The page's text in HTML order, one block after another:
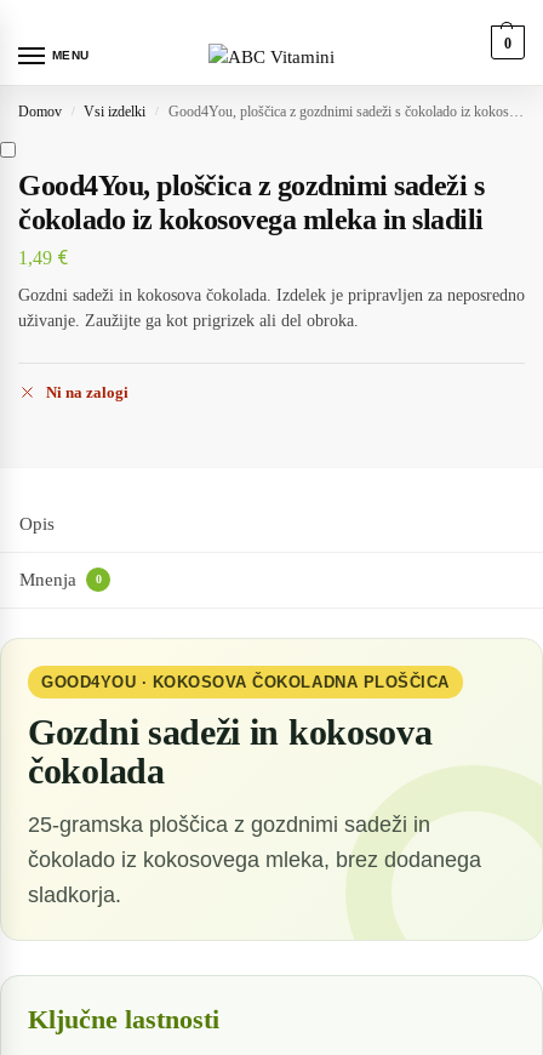
MENU
0
Domov / Vsi izdelki / Good4You, ploščica z gozdnimi sadeži s čokolado iz kokosovega mleka in sladili
Good4You, ploščica z gozdnimi sadeži s
čokolado iz kokosovega mleka in sladili
1,49 €
Gozdni sadeži in kokosova čokolada. Izdelek je pripravljen za neposredno
uživanje. Zaužijte ga kot prigrizek ali del obroka.
Ni na zalogi
Opis
Mnenja 0
GOOD4YOU · KOKOSOVA ČOKOLADNA PLOŠČICA
Gozdni sadeži in kokosova
čokolada
25-gramska ploščica z gozdnimi sadeži in
čokolado iz kokosovega mleka, brez dodanega
sladkorja.
Ključne lastnosti